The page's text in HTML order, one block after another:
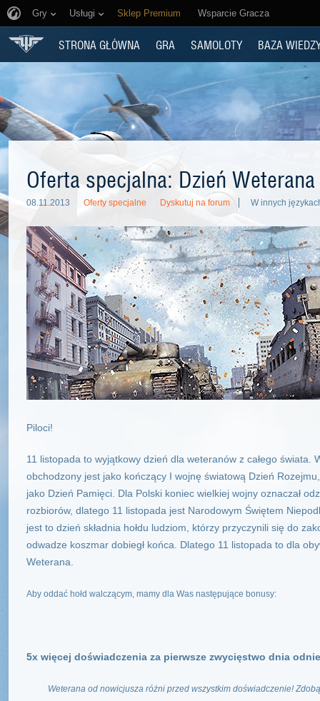
Gry Usługi Sklep Premium Wsparcie Gracza
STRONA GŁÓWNA GRA SAMOLOTY BAZA
Oferta specjalna: Dzień Weterana
08.11.2013 Oferty specjalne Dyskutuj na forum W innych
Piloci!
11 listopada to wyjątkowy dzień dla weteranów z całego świata.
obchodzony jest jako kończący I wojnę światową Dzień
jako Dzień Pamięci. Dla Polski koniec wielkiej wojny oznaczał
rozbiorów, dlatego 11 listopada jest Narodowym Świętem
jest to dzień składnia hołdu ludziom, którzy przyczynili się do
odwadze koszmar dobiegł końca. Dlatego 11 listopada to dla
Weterana.
Aby oddać hołd walczącym, mamy dla Was następujące bonusy:
5x więcej doświadczenia za pierwsze zwycięstwo dnia
Weterana od nowicjusza różni przed wszystkim doświadczenie!